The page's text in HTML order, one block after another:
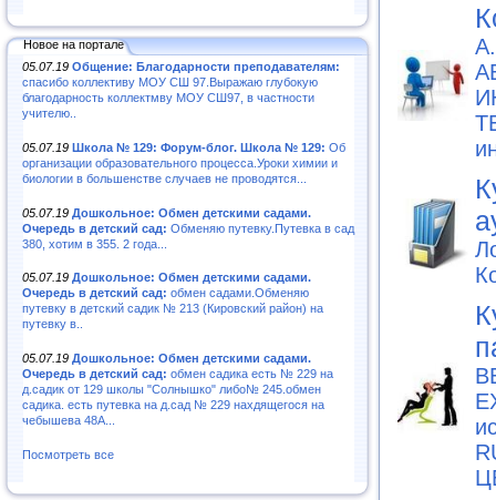
Новое на портале
05.07.19 Общение: Благодарности преподавателям:
спасибо коллективу МОУ СШ 97.Выражаю глубокую
благодарность коллектмву МОУ СШ97, в частности
учителю..
05.07.19 Школа № 129: Форум-блог. Школа № 129: Об
организации образовательного процесса.Уроки химии и
биологии в большенстве случаев не проводятся...
05.07.19 Дошкольное: Обмен детскими садами.
Очередь в детский сад: Обменяю путевку.Путевка в сад
380, хотим в 355. 2 года...
05.07.19 Дошкольное: Обмен детскими садами.
Очередь в детский сад: обмен садами.Обменяю
путевку в детский садик № 213 (Кировский район) на
путевку в..
05.07.19 Дошкольное: Обмен детскими садами.
Очередь в детский сад: обмен садика есть № 229 на
д.садик от 129 школы "Солнышко" либо№ 245.обмен
садика. есть путевка на д.сад № 229 нахдящегося на
чебышева 48А...
Посмотреть все